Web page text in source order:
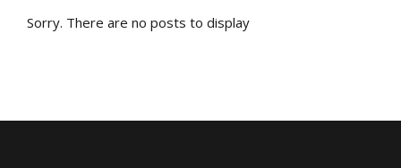
Sorry. There are no posts to display